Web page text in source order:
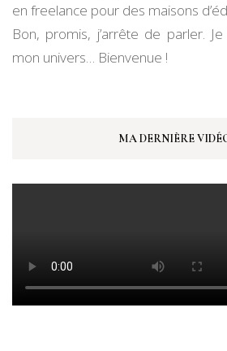
en freelance pour des maisons
Bon, promis, j’arrête de parler.
mon univers… Bienvenue !
MA DERNIÈRE